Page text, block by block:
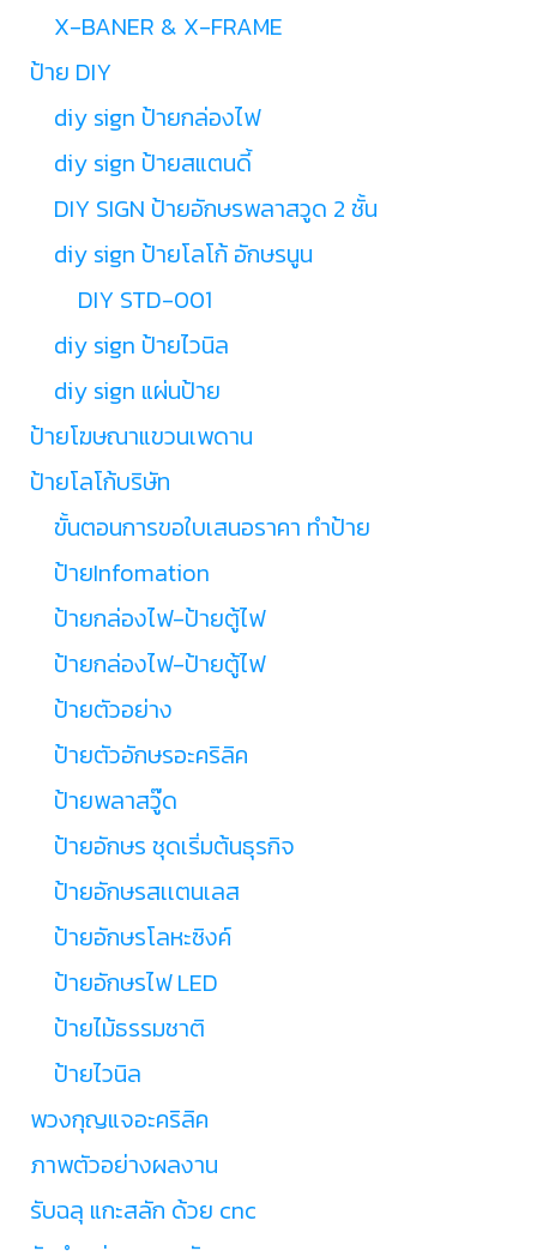
X-BANER & X-FRAME
ป้าย DIY
diy sign ป้ายกล่องไฟ
diy sign ป้ายสแตนดี้
DIY SIGN ป้ายอักษรพลาสวูด 2 ชั้น
diy sign ป้ายโลโก้ อักษรนูน
DIY STD-001
diy sign ป้ายไวนิล
diy sign แผ่นป้าย
ป้ายโฆษณาแขวนเพดาน
ป้ายโลโก้บริษัท
ขั้นตอนการขอใบเสนอราคา ทำป้าย
ป้ายInfomation
ป้ายกล่องไฟ-ป้ายตู้ไฟ
ป้ายกล่องไฟ-ป้ายตู้ไฟ
ป้ายตัวอย่าง
ป้ายตัวอักษรอะคริลิค
ป้ายพลาสวู๊ด
ป้ายอักษร ชุดเริ่มต้นธุรกิจ
ป้ายอักษรสเเตนเลส
ป้ายอักษรโลหะซิงค์
ป้ายอักษรไฟ LED
ป้ายไม้ธรรมชาติ
ป้ายไวนิล
พวงกุญแจอะคริลิค
ภาพตัวอย่างผลงาน
รับฉลุ แกะสลัก ด้วย cnc